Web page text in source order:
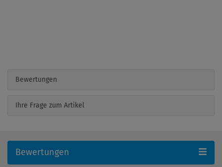
Bewertungen
Ihre Frage zum Artikel
Bewertungen